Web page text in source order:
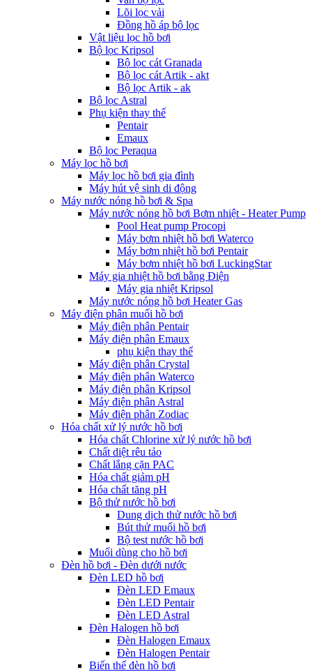
Lõi lọc vải
Đồng hồ áp bộ lọc
Vật liệu lọc hồ bơi
Bộ lọc Kripsol
Bộ lọc cát Granada
Bộ lọc cát Artik - akt
Bộ lọc Artik - ak
Bộ lọc Astral
Phụ kiện thay thế
Pentair
Emaux
Bộ lọc Peraqua
Máy lọc hồ bơi
Máy lọc hồ bơi gia đình
Máy hút vệ sinh di động
Máy nước nóng hồ bơi & Spa
Máy nước nóng hồ bơi Bơm nhiệt - Heater Pump
Pool Heat pump Procopi
Máy bơm nhiệt hồ bơi Waterco
Máy bơm nhiệt hồ bơi Pentair
Máy bơm nhiệt hồ bơi LuckingStar
Máy gia nhiệt hồ bơi bằng Điện
Máy gia nhiệt Kripsol
Máy nước nóng hồ bơi Heater Gas
Máy điện phân muối hồ bơi
Máy điện phân Pentair
Máy điện phân Emaux
phụ kiện thay thế
Máy điện phân Crystal
Máy điện phân Waterco
Máy điện phân Kripsol
Máy điện phân Astral
Máy điện phân Zodiac
Hóa chất xử lý nước hồ bơi
Hóa chất Chlorine xử lý nước hồ bơi
Chất diệt rêu tảo
Chất lắng cặn PAC
Hóa chất giảm pH
Hóa chất tăng pH
Bộ thử nước hồ bơi
Dung dịch thử nước hồ bơi
Bút thử muối hồ bơi
Bộ test nước hồ bơi
Muối dùng cho hồ bơi
Đèn hồ bơi - Đèn dưới nước
Đèn LED hồ bơi
Đèn LED Emaux
Đèn LED Pentair
Đèn LED Astral
Đèn Halogen hồ bơi
Đèn Halogen Emaux
Đèn Halogen Pentair
Biến thế đèn hồ bơi